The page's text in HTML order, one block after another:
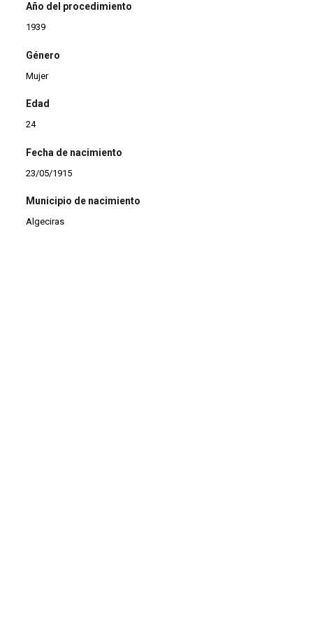
Año del procedimiento
1939
Género
Mujer
Edad
24
Fecha de nacimiento
23/05/1915
Municipio de nacimiento
Algeciras